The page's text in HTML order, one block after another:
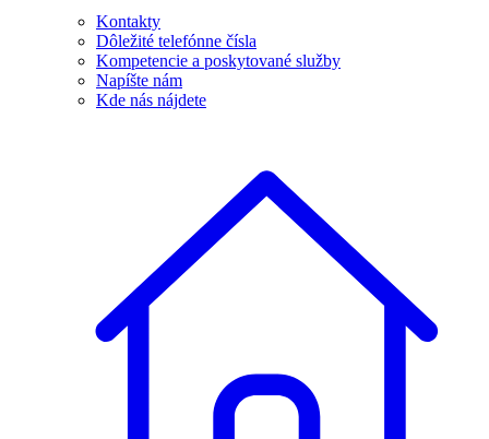
Kontakty
Dôležité telefónne čísla
Kompetencie a poskytované služby
Napíšte nám
Kde nás nájdete